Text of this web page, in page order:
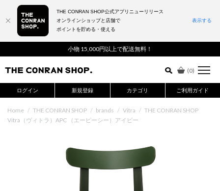
小物 15,000円以上で配送無料！
(0)
ログイン 新規登録 カテゴリ ご利用ガイド
詳細検索はこちら
Home / THE CONRAN SHOP / brands / Vitra / THE CONRAN SHOP
Vitra（ヴィトラ）APC （エーピーシー）アイビー
THE CONRAN SHOP公式アプリニューリリース
オンラインショップと店舗で
ポイントを貯める・使える
表示する